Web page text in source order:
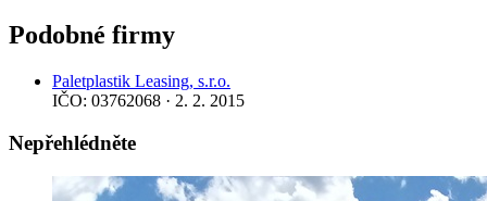
Podobné firmy
Paletplastik Leasing, s.r.o.
IČO: 03762068 · 2. 2. 2015
Nepřehlédněte